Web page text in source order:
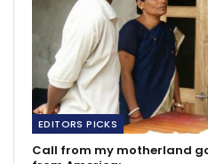
EDITORS PICKS
Call from my motherland